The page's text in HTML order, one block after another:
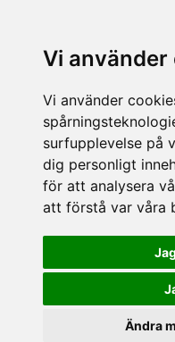
Vi använder
Vi använder
surfupplevelse på
dig personligt
för att analysera
att förstå var våra
Ändra